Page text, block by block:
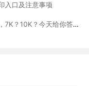
入口及注意事项
？10K？今天给你答案！